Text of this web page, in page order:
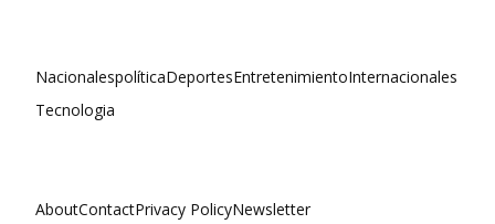
NacionalespolíticaDeportesEntretenimientoInternacionales
Tecnologia
AboutContactPrivacy PolicyNewsletter